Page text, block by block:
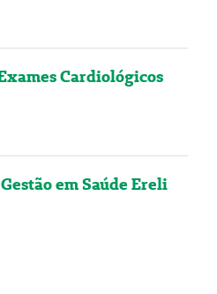
Cardiológicos
em Saúde Ereli